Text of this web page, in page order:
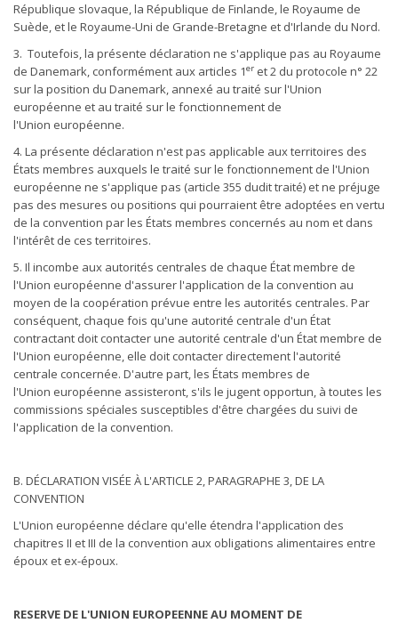
République slovaque, la République de Finlande, le Royaume de
Suède, et le Royaume-Uni de Grande-Bretagne et d'Irlande du Nord.
3. Toutefois, la présente déclaration ne s'applique pas au Royaume
de Danemark, conformément aux articles 1er et 2 du protocole n° 22
sur la position du Danemark, annexé au traité sur l'Union
européenne et au traité sur le fonctionnement de
l'Union européenne.
4. La présente déclaration n'est pas applicable aux territoires des
États membres auxquels le traité sur le fonctionnement de l'Union
européenne ne s'applique pas (article 355 dudit traité) et ne préjuge
pas des mesures ou positions qui pourraient être adoptées en vertu
de la convention par les États membres concernés au nom et dans
l'intérêt de ces territoires.
5. Il incombe aux autorités centrales de chaque État membre de
l'Union européenne d'assurer l'application de la convention au
moyen de la coopération prévue entre les autorités centrales. Par
conséquent, chaque fois qu'une autorité centrale d'un État
contractant doit contacter une autorité centrale d'un État membre de
l'Union européenne, elle doit contacter directement l'autorité
centrale concernée. D'autre part, les États membres de
l'Union européenne assisteront, s'ils le jugent opportun, à toutes les
commissions spéciales susceptibles d'être chargées du suivi de
l'application de la convention.
B. DÉCLARATION VISÉE À L'ARTICLE 2, PARAGRAPHE 3, DE LA
CONVENTION
L'Union européenne déclare qu'elle étendra l'application des
chapitres II et III de la convention aux obligations alimentaires entre
époux et ex-époux.
RESERVE DE L'UNION EUROPEENNE AU MOMENT DE